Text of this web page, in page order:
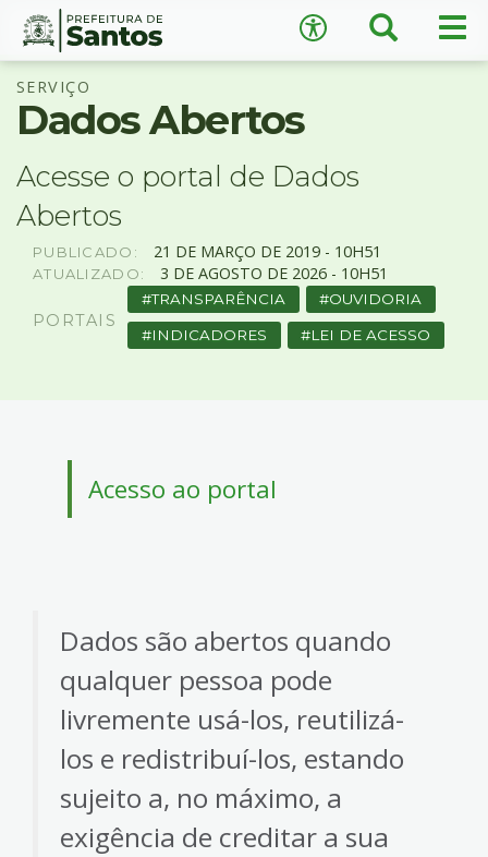
Ir
para
conteúdo
para
menu
para
Acessibilidade
Busca
Acessibilidade ×
↺ Restaurar padrão
Conteúdo
SERVIÇO
Dados Abertos
Acesse o portal de Dados
Abertos
PUBLICADO: 21 DE MARÇO DE 2019 - 10H51
ATUALIZADO: 3 DEAGOSTO DE 2026 - 10H51
PORTAIS
TRANSPARÊNCIA OUVIDORIA
INDICADORES LEI DE ACESSO
Acesso ao portal
Dados são abertos quando
qualquer pessoa pode
livremente usá-los, reutilizá-
los e redistribuí-los, estando
sujeito a, no máximo, a
exigência de creditar a sua